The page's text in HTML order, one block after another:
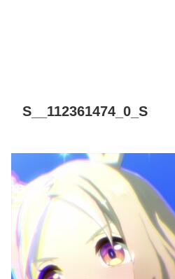
S__112361474_0_S